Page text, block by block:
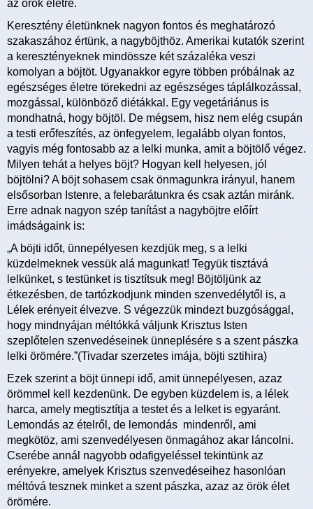
az örök életre.
Keresztény életünknek nagyon fontos és meghatározó
szakaszához értünk, a nagyböjthöz. Amerikai kutatók szerint
a keresztényeknek mindössze két százaléka veszi
komolyan a böjtöt. Ugyanakkor egyre többen próbálnak az
egészséges életre törekedni az egészséges táplálkozással,
mozgással, különböző diétákkal. Egy vegetáriánus is
mondhatná, hogy böjtöl. De mégsem, hisz nem elég csupán
a testi erőfeszítés, az önfegyelem, legalább olyan fontos,
vagyis még fontosabb az a lelki munka, amit a böjtölő végez.
Milyen tehát a helyes böjt? Hogyan kell helyesen, jól
böjtölni? A böjt sohasem csak önmagunkra irányul, hanem
elsősorban Istenre, a felebarátunkra és csak aztán miránk.
Erre adnak nagyon szép tanítást a nagyböjtre előírt
imádságaink is:
„A böjti időt, ünnepélyesen kezdjük meg, s a lelki
küzdelmeknek vessük alá magunkat! Tegyük tisztává
lelkünket, s testünket is tisztítsuk meg! Böjtöljünk az
étkezésben, de tartózkodjunk minden szenvedélytől is, a
Lélek erényeit élvezve. S végezzük mindezt buzgósággal,
hogy mindnyájan méltókká váljunk Krisztus Isten
szeplőtelen szenvedéseinek ünneplésére s a szent pászka
lelki örömére.”(Tivadar szerzetes imája, böjti sztihira)
Ezek szerint a böjt ünnepi idő, amit ünnepélyesen, azaz
örömmel kell kezdenünk. De egyben küzdelem is, a lélek
harca, amely megtisztítja a testet és a lelket is egyaránt.
Lemondás az ételről, de lemondás mindenről, ami
megkötöz, ami szenvedélyesen önmagához akar láncolni.
Cserébe annál nagyobb odafigyeléssel tekintünk az
erényekre, amelyek Krisztus szenvedéseihez hasonlóan
méltóvá tesznek minket a szent pászka, azaz az örök élet
örömére.